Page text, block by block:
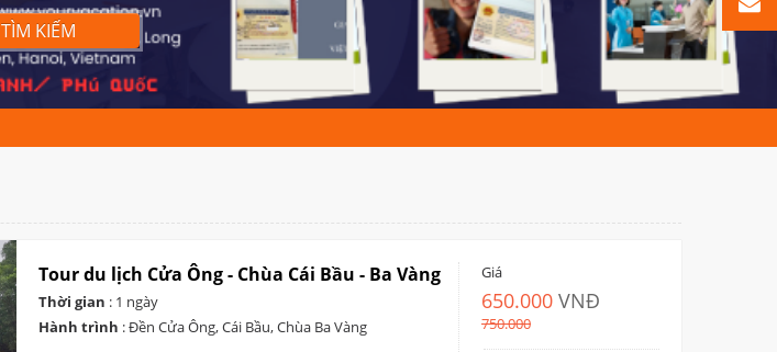
TÌM KIẾM
Tour du lịch Cửa Ông - Chùa Cái Bầu - Ba Vàng
Thời gian : 1 ngày
Hành trình : Đền Cửa Ông, Cái Bầu, Chùa Ba Vàng
Giá
650.000 VNĐ
750.000